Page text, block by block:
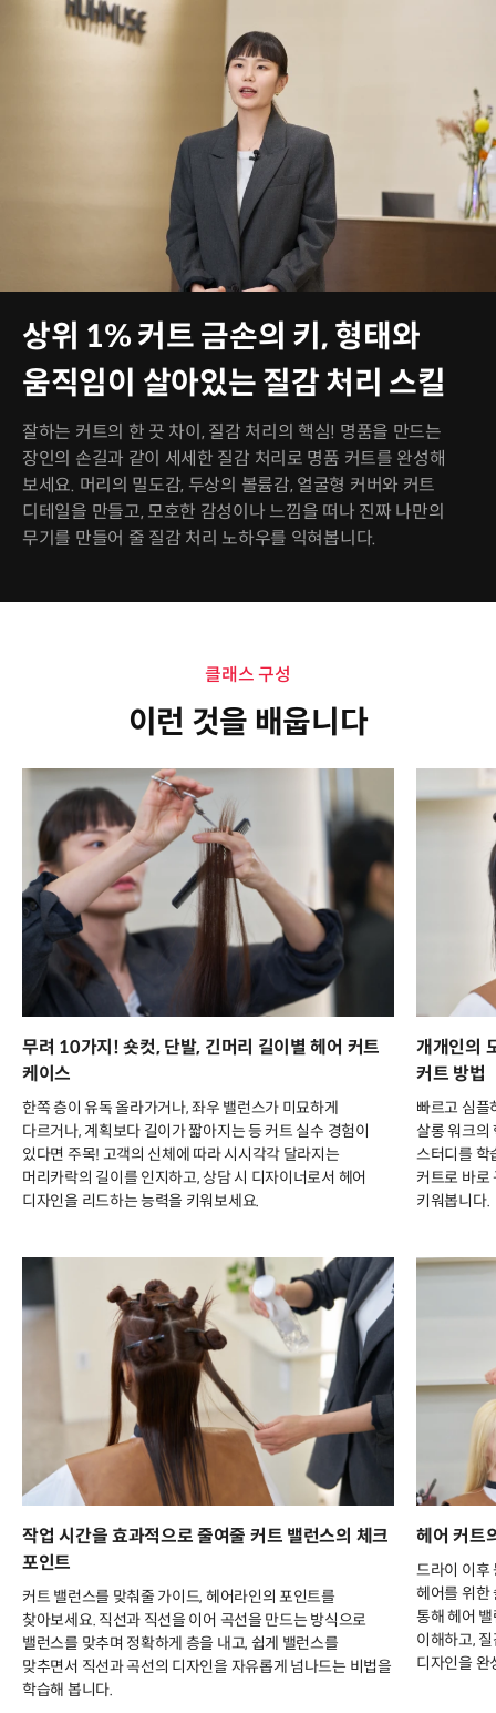
상위 1% 커트 금손의 키, 형태와
움직임이 살아있는 질감 처리 스킬
잘하는 커트의 한 끗 차이, 질감 처리의 핵심! 명품을 만드는
장인의 손길과 같이 세세한 질감 처리로 명품 커트를 완성해
보세요. 머리의 밀도감, 두상의 볼륨감, 얼굴형 커버와 커트
디테일을 만들고, 모호한 감성이나 느낌을 떠나 진짜 나만의
무기를 만들어 줄 질감 처리 노하우를 익혀봅니다.
클래스 구성
이런 것을 배웁니다
무려 10가지! 숏컷, 단발, 긴머리 길이별 헤어 커트
케이스
한쪽 층이 유독 올라가거나, 좌우 밸런스가 미묘하게
다르거나, 계획보다 길이가 짧아지는 등 커트 실수 경험이
있다면 주목! 고객의 신체에 따라 시시각각 달라지는
머리카락의 길이를 인지하고, 상담 시 디자이너로서 헤어
디자인을 리드하는 능력을 키워보세요.
개개인의
커트 방법
빠르고 심플
살롱 워크의
스터디를 학
커트로 바로
키워봅니다.
작업 시간을 효과적으로 줄여줄 커트 밸런스의 체크
포인트
커트 밸런스를 맞춰줄 가이드, 헤어라인의 포인트를
찾아보세요. 직선과 직선을 이어 곡선을 만드는 방식으로
밸런스를 맞추며 정확하게 층을 내고, 쉽게 밸런스를
맞추면서 직선과 곡선의 디자인을 자유롭게 넘나드는 비법을
학습해 봅니다.
헤어 커트
드라이 이후
헤어를 위한
통해 헤어
이해하고,
디자인을 완